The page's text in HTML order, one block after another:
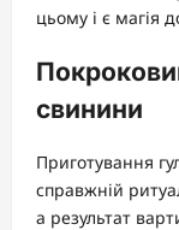
цьому і є магія
свинини
Приготування
справжній
а результат